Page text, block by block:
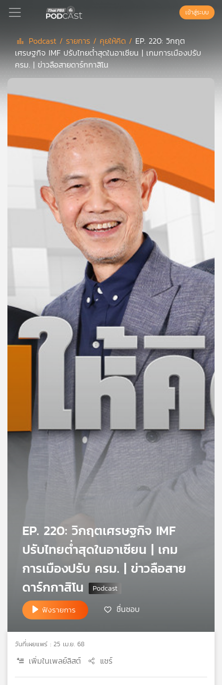
Podcast
เพล
แนะนำ
ข่าว
และ
เข้าสู่ระบบ
Podcast / รายการ / คุยให้คิด / EP. 220: วิกฤต
เศรษฐกิจ IMF ปรับไทยต่ำสุดในอาเซียน | เกมการเมืองปรับ
ครม. | ข่าวลือสายดาร์กกาสิโน
EP. 220: วิกฤตเศรษฐกิจ IMF
ปรับไทยต่ำสุดในอาเซียน | เกม
การเมืองปรับ ครม. | ข่าวลือสาย
ดาร์กกาสิโน
ฟังรายการ ชื่นชอบ
วันที่เผยแพร่ : 25 เม.ย. 68
เพิ่มในเพลย์ลิสต์ แชร์